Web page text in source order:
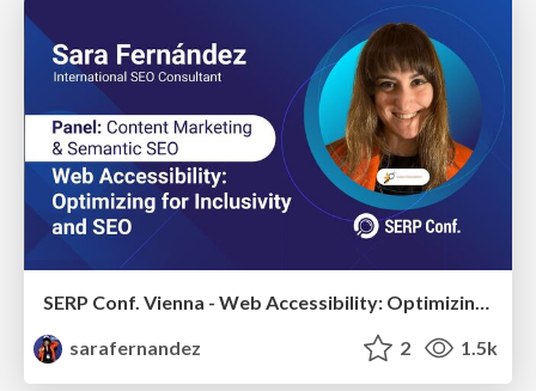
SERP Conf. Vienna - Web Accessibility: Optimizing for Inclusivity and SEO
sarafernandez
2 1.5k